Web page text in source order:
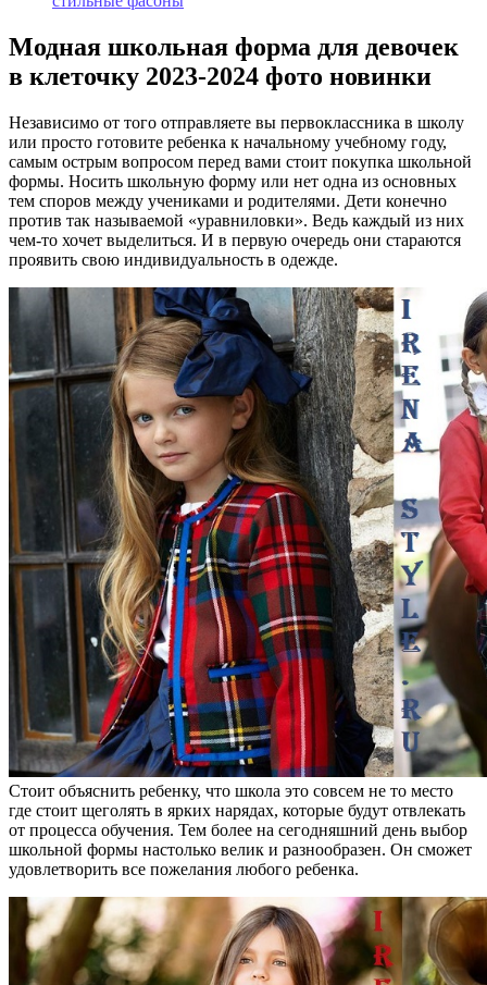
Модная школьная форма для девочек
в клеточку 2023-2024 фото новинки
Независимо от того отправляете вы первоклассника в школу
или просто готовите ребенка к начальному учебному году,
самым острым вопросом перед вами стоит покупка школьной
формы. Носить школьную форму или нет одна из основных
тем споров между учениками и родителями. Дети конечно
против так называемой «уравниловки». Ведь каждый из них
чем-то хочет выделиться. И в первую очередь они стараются
проявить свою индивидуальность в одежде.
Стоит объяснить ребенку, что школа это совсем не то место
где стоит щеголять в ярких нарядах, которые будут отвлекать
от процесса обучения. Тем более на сегодняшний день выбор
школьной формы настолько велик и разнообразен. Он сможет
удовлетворить все пожелания любого ребенка.